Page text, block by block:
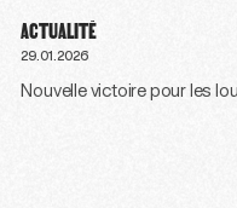
ACTUALITÉ
29.01.2026
Nouvelle victoire pour les